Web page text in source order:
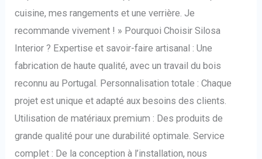
cuisine, mes rangements et une verrière. Je
recommande vivement ! » Pourquoi Choisir Silosa
Interior ? Expertise et savoir-faire artisanal : Une
fabrication de haute qualité, avec un travail du bois
reconnu au Portugal. Personnalisation totale : Chaque
projet est unique et adapté aux besoins des clients.
Utilisation de matériaux premium : Des produits de
grande qualité pour une durabilité optimale. Service
complet : De la conception à l’installation, nous